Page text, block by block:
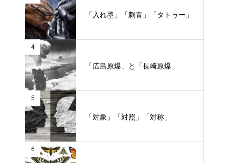
「入れ墨」「刺青」「タトゥー」
4
「広島原爆」と「長崎原爆」
5
「対象」「対照」「対称」
6